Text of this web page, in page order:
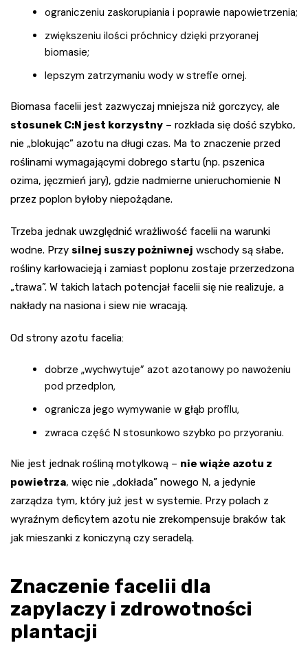
ograniczeniu zaskorupiania i poprawie napowietrzenia;
zwiększeniu ilości próchnicy dzięki przyoranej
biomasie;
lepszym zatrzymaniu wody w strefie ornej.
Biomasa facelii jest zazwyczaj mniejsza niż gorczycy, ale
stosunek C:N jest korzystny – rozkłada się dość szybko,
nie „blokując” azotu na długi czas. Ma to znaczenie przed
roślinami wymagającymi dobrego startu (np. pszenica
ozima, jęczmień jary), gdzie nadmierne unieruchomienie N
przez poplon byłoby niepożądane.
Trzeba jednak uwzględnić wrażliwość facelii na warunki
wodne. Przy silnej suszy pożniwnej wschody są słabe,
rośliny karłowacieją i zamiast poplonu zostaje przerzedzona
„trawa”. W takich latach potencjał facelii się nie realizuje, a
nakłady na nasiona i siew nie wracają.
Od strony azotu facelia:
dobrze „wychwytuje” azot azotanowy po nawożeniu
pod przedplon,
ogranicza jego wymywanie w głąb profilu,
zwraca część N stosunkowo szybko po przyoraniu.
Nie jest jednak rośliną motylkową – nie wiąże azotu z
powietrza, więc nie „dokłada” nowego N, a jedynie
zarządza tym, który już jest w systemie. Przy polach z
wyraźnym deficytem azotu nie zrekompensuje braków tak
jak mieszanki z koniczyną czy seradelą.
Znaczenie facelii dla
zapylaczy i zdrowotności
plantacji